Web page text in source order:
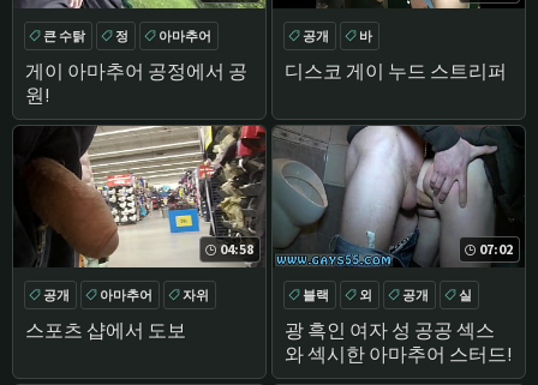
게이 아마추어 공정에서 공
원!
큰 수탉 정
아마추어
자위
디스코 게이 누드 스트리퍼
공개 바
04:58
스포츠 샵에서 도보
공개 아마추어 자위
07:02
광 흑인 여자 성 공공 섹스
와 섹시한 아마추어 스터드!
블랙 외 공개 실